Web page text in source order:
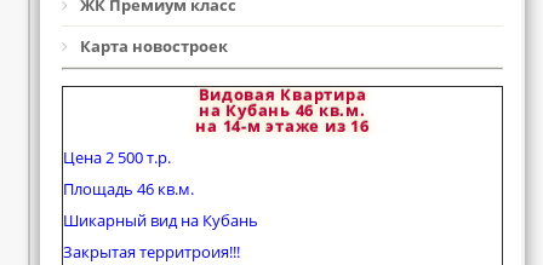
ЖК Премиум класс
Карта новостроек
Видовая Квартира
на Кубань 46 кв.м.
на 14-м этаже из 16
Цена 2 500 т.р.
Площадь 46 кв.м.
Шикарный вид на Кубань
Закрытая территроия!!!